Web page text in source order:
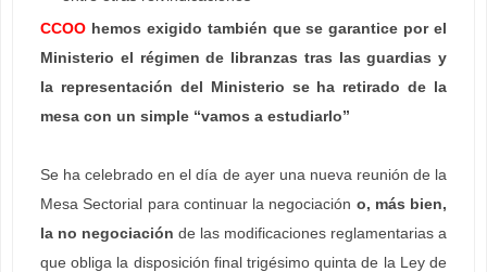
CCOO hemos exigido también que se garantice por el
Ministerio el régimen de libranzas tras las guardias y
la representación del Ministerio se ha retirado de la
mesa con un simple “vamos a estudiarlo”
Se ha celebrado en el día de ayer una nueva reunión de la
Mesa Sectorial para continuar la negociación o, más bien,
la no negociación de las modificaciones reglamentarias a
que obliga la disposición final trigésimo quinta de la Ley de